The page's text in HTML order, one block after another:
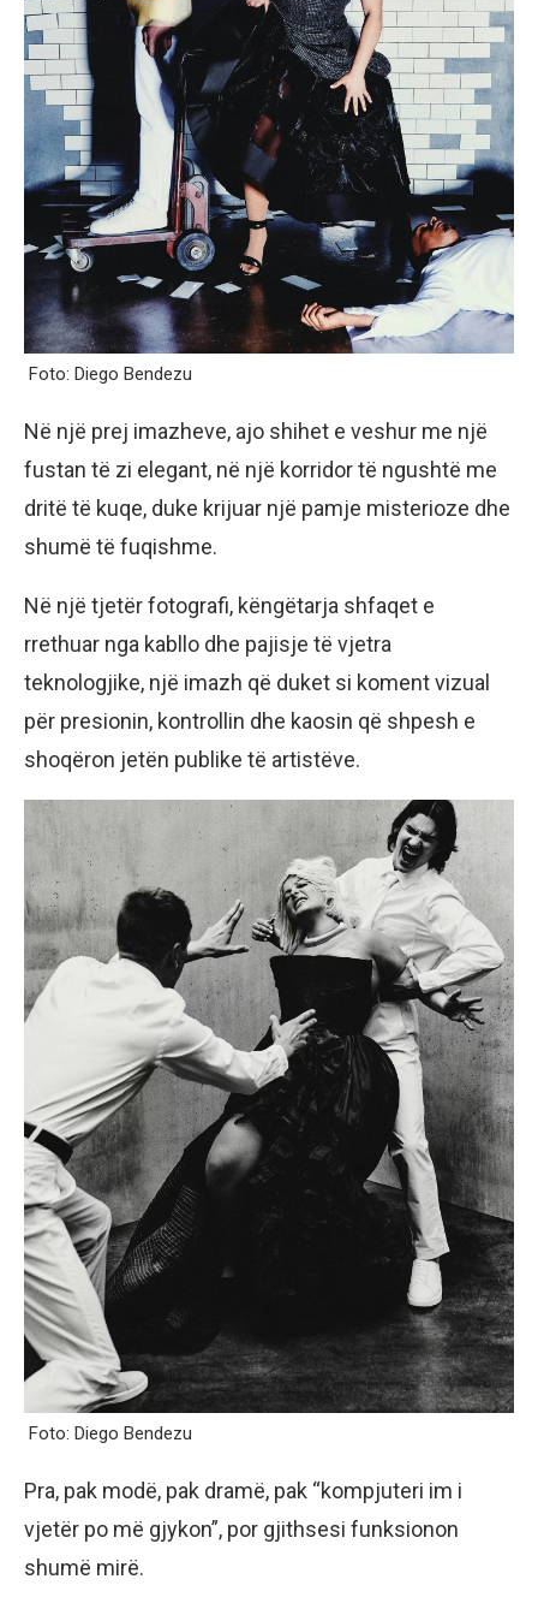
Foto: Diego Bendezu
Në një prej imazheve, ajo shihet e veshur me një
fustan të zi elegant, në një korridor të ngushtë me
dritë të kuqe, duke krijuar një pamje misterioze dhe
shumë të fuqishme.
Në një tjetër fotografi, këngëtarja shfaqet e
rrethuar nga kabllo dhe pajisje të vjetra
teknologjike, një imazh që duket si koment vizual
për presionin, kontrollin dhe kaosin që shpesh e
shoqëron jetën publike të artistëve.
Foto: Diego Bendezu
Pra, pak modë, pak dramë, pak “kompjuteri im i
vjetër po më gjykon”, por gjithsesi funksionon
shumë mirë.